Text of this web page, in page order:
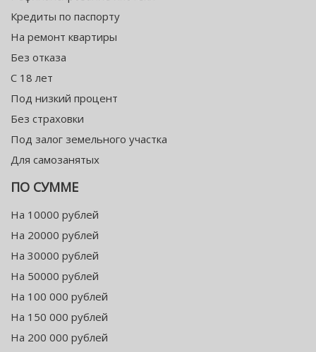
Кредиты по паспорту
На ремонт квартиры
Без отказа
С 18 лет
Под низкий процент
Без страховки
Под залог земельного участка
Для самозанятых
ПО СУММЕ
На 10000 рублей
На 20000 рублей
На 30000 рублей
На 50000 рублей
На 100 000 рублей
На 150 000 рублей
На 200 000 рублей